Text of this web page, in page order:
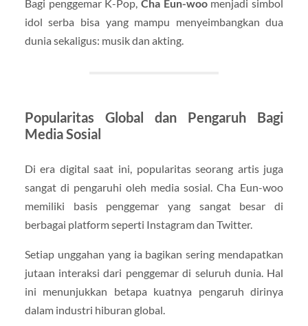
Bagi penggemar K-Pop, Cha Eun-woomenjadi simbol
idol serba bisa yang mampu menyeimbangkan dua
dunia sekaligus: musik dan akting.
Popularitas Global dan Pengaruh Bagi
Media Sosial
Di era digital saat ini, popularitas seorang artis juga
sangat di pengaruhi oleh media sosial. Cha Eun-woo
memiliki basis penggemar yang sangat besar di
berbagai platform seperti Instagram dan Twitter.
Setiap unggahan yang ia bagikan sering mendapatkan
jutaan interaksi dari penggemar di seluruh dunia. Hal
ini menunjukkan betapa kuatnya pengaruh dirinya
dalam industri hiburan global.